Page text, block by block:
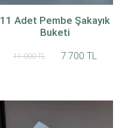
11 Adet Pembe Şakayık
Buketi
11.000 TL 7.700 TL